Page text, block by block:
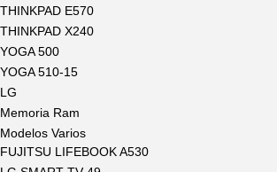
THINKPAD E570
THINKPAD X240
YOGA 500
YOGA 510-15
LG
Memoria Ram
Modelos Varios
FUJITSU LIFEBOOK A530